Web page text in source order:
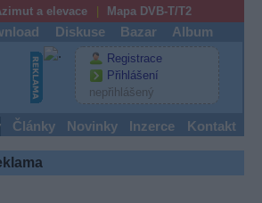
a elevace Mapa DVB-T/T2
Diskuse Bazar Album
Registrace
Přihlášení
nepřihlášený
Články Novinky Inzerce Kontakt